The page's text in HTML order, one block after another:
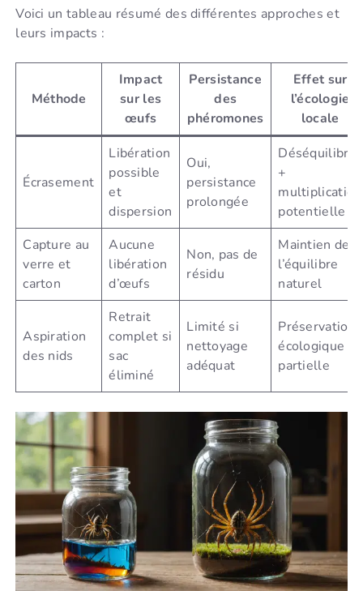
Voici un tableau résumé des différentes approches et
leurs impacts :
Méthode
Impact
sur les
œufs
Persistance
des
phéromones
Effet sur
l’écologie
locale
Écrasement
Libération
possible
et
dispersion
Oui,
persistance
prolongée
Déséquilibre
+
multiplication
potentielle
Capture au
verre et
carton
Aucune
libération
d’œufs
Non, pas de
résidu
Maintien de
l’équilibre
naturel
Aspiration
des nids
Retrait
complet si
sac
éliminé
Limité si
nettoyage
adéquat
Préservation
écologique
partielle